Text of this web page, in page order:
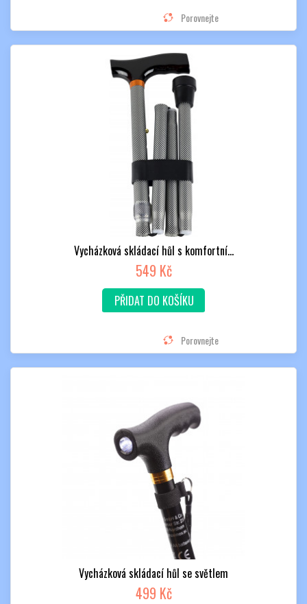
Porovnejte
Vycházková skládací hůl s komfortní...
549 Kč
PŘIDAT DO KOŠÍKU
Porovnejte
Vycházková skládací hůl se světlem
499 Kč